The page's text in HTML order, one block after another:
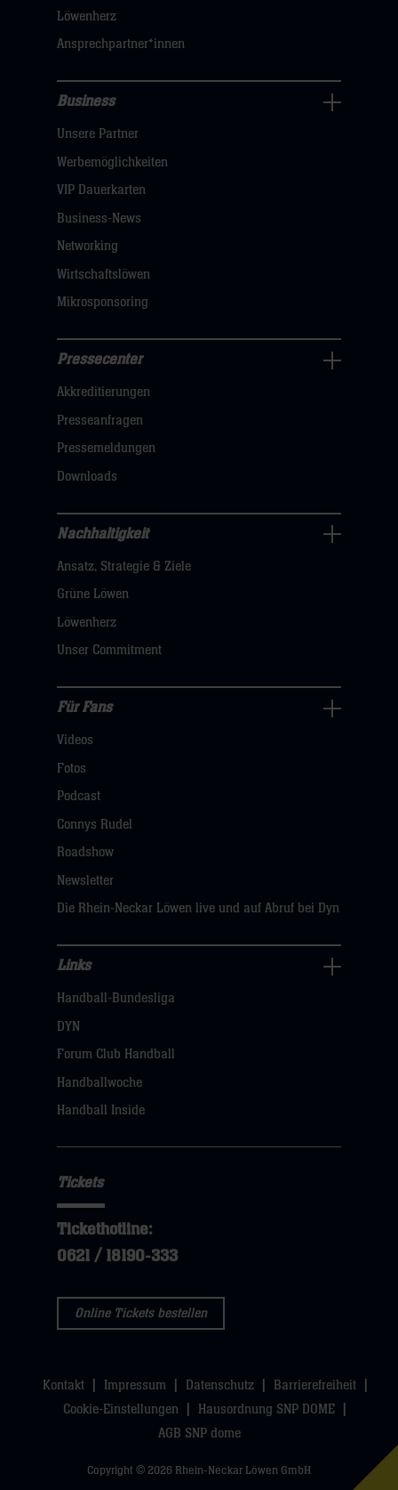
hier
Löwenherz
Ansprechpartner*innen
Navigation
öffnen,
dann
Business
Unsere Partner
Werbemöglichkeiten
VIP Dauerkarten
Business-News
Networking
Wirtschaftslöwen
Mikrosponsoring
Navigation
öffnen,
dann
hier
Pressecenter
Akkreditierungen
Presseanfragen
Pressemeldungen
Downloads
Nachhaltigkeit
Navigation
öffnen,
dann
klicken
hier
Nachhaltigkeit
Ansatz, Strategie & Ziele
Grüne Löwen
Löwenherz
Unser Commitment
Fans
Navigation
öffnen,
hier
Für Fans
Videos
Fotos
Podcast
Connys Rudel
Roadshow
Newsletter
Die Rhein-Neckar Löwen live und auf Abruf bei Dyn
Navigation
öffnen,
dann
Links
Handball-Bundesliga
DYN
Forum Club Handball
Handballwoche
Handball Inside
Tickets
Tickethotline:
0621 / 18190-333
Online Tickets bestellen
Kontakt Impressum Datenschutz
Barrierefreiheit
Cookie-Einstellungen
Hausordnung SNP DOME
AGB SNP dome
Copyright © 2026 Rhein-Neckar Löwen GmbH